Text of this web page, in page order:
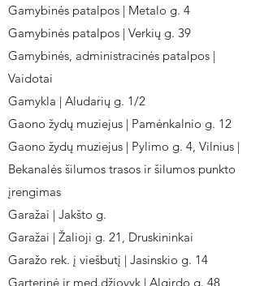
Gamybinės patalpos | Metalo g. 4
Gamybinės patalpos | Verkių g. 39
Gamybinės, administracinės patalpos |
Vaidotai
Gamykla | Aludarių g. 1/2
Gaono žydų muziejus | Pamėnkalnio g. 12
Gaono žydų muziejus | Pylimo g. 4, Vilnius |
Bekanalės šilumos trasos ir šilumos punkto
įrengimas
Garažai | Jakšto g.
Garažai | Žalioji g. 21, Druskininkai
Garažo rek. į viešbutį | Jasinskio g. 14
Garterinė ir med.džiovyk | Algirdo g. 48